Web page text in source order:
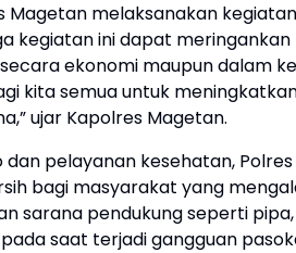
Magetan melaksanakan
kegiatan ini dapat
ekonomi maupun dalam
kita semua untuk
ujar Kapolres Magetan.
pelayanan kesehatan,
bagi masyarakat yang
sarana pendukung seperti
saat terjadi gangguan